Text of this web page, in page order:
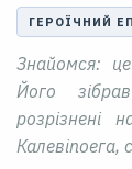
ГЕРОЇЧНИЙ
Знайомся:
Його
розрізнені
Калевіпоега,